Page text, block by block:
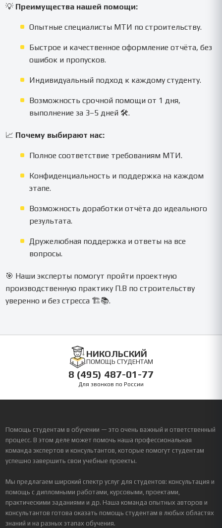
💡 Преимущества нашей помощи:
Опытные специалисты МТИ по строительству.
Быстрое и качественное оформление отчёта, без
ошибок и пропусков.
Индивидуальный подход к каждому студенту.
Возможность срочной помощи от 1 дня,
выполнение за 3–5 дней 🛠️.
📈 Почему выбирают нас:
Полное соответствие требованиям МТИ.
Конфиденциальность и поддержка на каждом
этапе.
Возможность доработки отчёта до идеального
результата.
Дружелюбная поддержка и ответы на все
вопросы.
🎯 Наши эксперты помогут пройти проектную
производственную практику П.В по строительству
уверенно и без стресса 🏗️📚.
НИКОЛЬСКИЙ
ПОМОЩЬ СТУДЕНТАМ
8 (495) 487-01-77
Для звонков по России
Помощь студентам в обучении — это очень важный и ответственный
процесс. В этом деле может помочь наша профессиональная
команда экспертов и консультантов, которые помогут студентам
успешно завершить свои учебные проекты.
Мы предлагаем широкий спектр услуг для студентов: консультация и
помощь с дипломными работами, курсовыми, проектами,
практическими заданиями и др. Наша команда опытных авторов и
консультантов готова оказать помощь студентам в любых областях
знаний и на разных этапах обучения.